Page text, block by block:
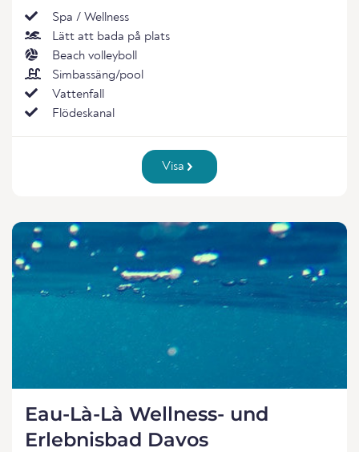
Spa / Wellness
Lätt att bada på plats
Beach volleyboll
Simbassäng/pool
Vattenfall
Flödeskanal
Visa
Eau-Là-Là Wellness- und
Erlebnisbad Davos